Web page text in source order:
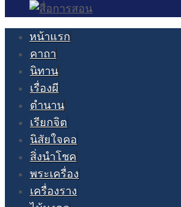
หน้าแรก
คาถา
นิทาน
เรื่องผี
ตำนาน
เรียกจิต
นิสัยใจคอ
สิ่งนำโชค
พระเครื่อง
เครื่องราง